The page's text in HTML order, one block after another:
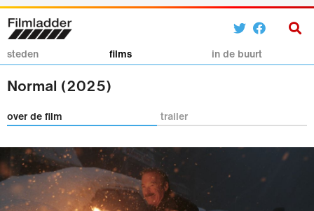
steden films in de buurt
Normal (2025)
over de film trailer